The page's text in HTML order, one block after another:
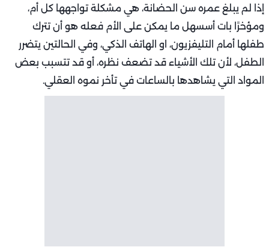
إذا لم يبلغ عمره سن الحضانة، هي مشكلة تواجهها كل أم،
ومؤخرًا بات أسسهل ما يمكن على الأم فعله هو أن تترك
طفلها أمام التليفزيون، او الهاتف الذكي، وفي الحالتين يتضرر
الطفل، لأن تلك الأشياء قد تضعف نظره، أو قد تتسبب بعض
المواد التي يشاهدها بالساعات في تأخر نموه العقلي.